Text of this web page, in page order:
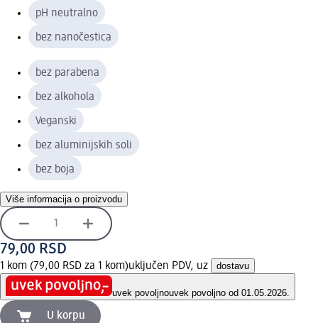
pH neutralno
bez nanočestica
bez parabena
bez alkohola
Veganski
bez aluminijskih soli
bez boja
Više informacija o proizvodu
79,00 RSD
1 kom (79,00 RSD za 1 kom)uključen PDV, uz dostavu
uvek povoljnouvek povoljno od 01.05.2026.
U korpu